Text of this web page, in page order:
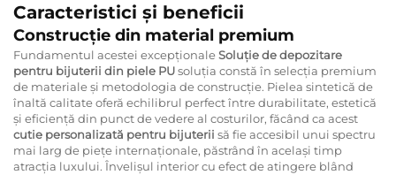
Caracteristici și beneficii
Construcție din material premium
Fundamentul acestei excepționaleSoluție de depozitare
pentru bijuterii din piele PUsoluția constă în selecția premium
de materiale și metodologia de construcție. Pielea sintetică de
înaltă calitate oferă echilibrul perfect între durabilitate, estetică
și eficiență din punct de vedere al costurilor, făcând ca acest
cutie personalizată pentru bijuterii să fie accesibil unui spectru
mai larg de piețe internaționale, păstrând în același timp
atracția luxului. Învelișul interior cu efect de atingere blând